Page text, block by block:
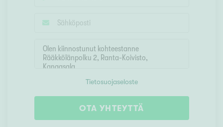
Tietosuojaseloste
OTA YHTEYTTÄ